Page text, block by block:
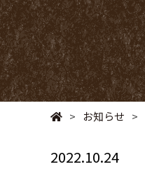
> お知らせ >
2022.10.24